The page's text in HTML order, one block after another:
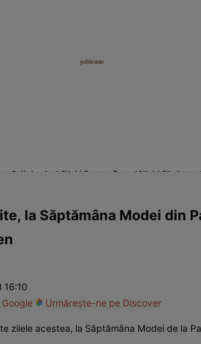
Stil de viațăClick! Pentru FemeiClick! Sănătate
Click!
la Săptămâna Modei din
16:10
Urmărește-ne pe Discover
zilele acestea, la Săptămâna Modei de la